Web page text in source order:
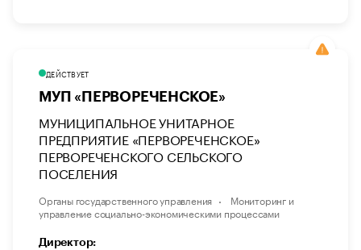
ДЕЙСТВУЕТ
МУП «ПЕРВОРЕЧЕНСКОЕ»
МУНИЦИПАЛЬНОЕ УНИТАРНОЕ
ПРЕДПРИЯТИЕ «ПЕРВОРЕЧЕНСКОЕ»
ПЕРВОРЕЧЕНСКОГО СЕЛЬСКОГО
ПОСЕЛЕНИЯ
Органы государственного управления
Мониторинг и
управление социально-экономическими процессами
Директор: